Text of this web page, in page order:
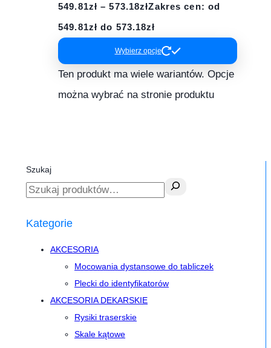
549.81zł – 573.18złZakres cen: od
549.81zł do 573.18zł
Wybierz opcje
Ten produkt ma wiele wariantów. Opcje
można wybrać na stronie produktu
Szukaj
Kategorie
AKCESORIA
Mocowania dystansowe do tabliczek
Plecki do identyfikatorów
AKCESORIA DEKARSKIE
Rysiki traserskie
Skale kątowe